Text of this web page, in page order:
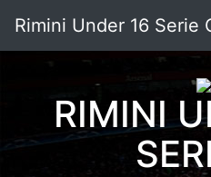
Rimini Under 16 Serie
RIMINI